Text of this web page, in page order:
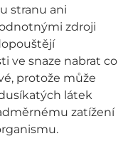
stranu ani
zdroji
ve snaze nabrat co
protože může
látek
zatížení